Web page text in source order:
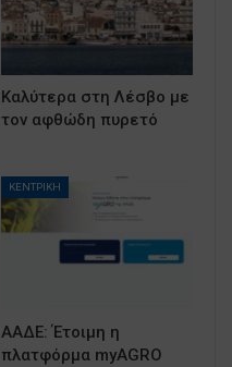
Καλύτερα στη Λέσβο με
τον αφθώδη πυρετό
ΚΕΝΤΡΙΚΗ
ΑΑΔΕ: Έτοιμη η
πλατφόρμα myAGRO